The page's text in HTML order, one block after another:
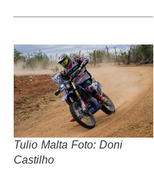
Tulio Malta Foto: Doni
Castilho